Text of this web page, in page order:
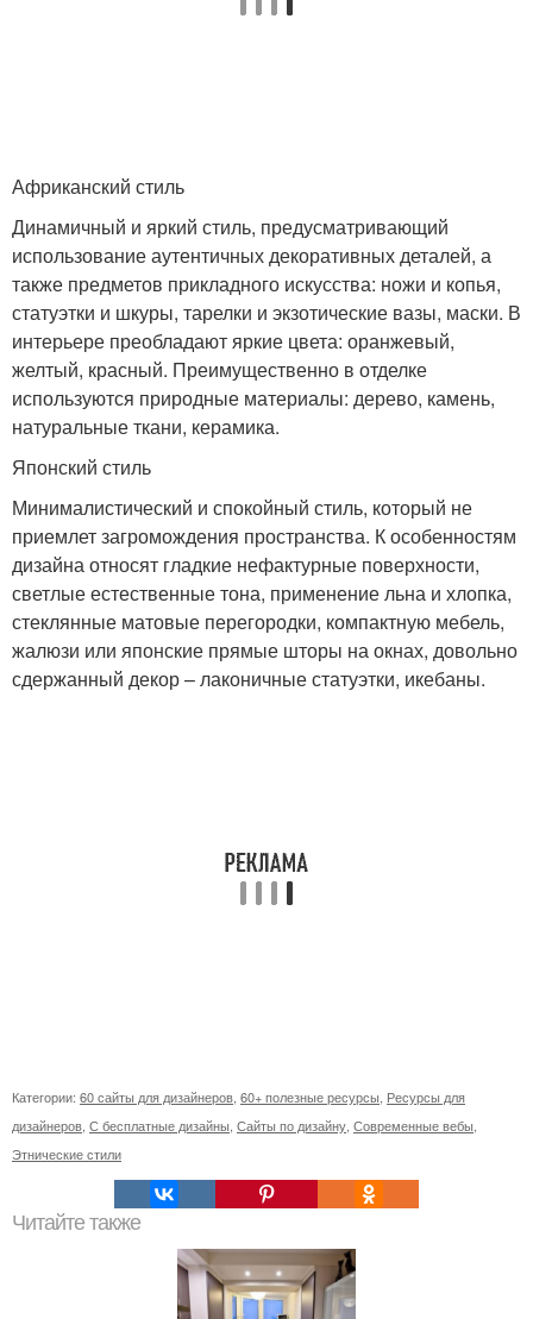
Африканский стиль
Динамичный и яркий стиль, предусматривающий
использование аутентичных декоративных деталей, а
также предметов прикладного искусства: ножи и копья,
статуэтки и шкуры, тарелки и экзотические вазы, маски. В
интерьере преобладают яркие цвета: оранжевый,
желтый, красный. Преимущественно в отделке
используются природные материалы: дерево, камень,
натуральные ткани, керамика.
Японский стиль
Минималистический и спокойный стиль, который не
приемлет загромождения пространства. К особенностям
дизайна относят гладкие нефактурные поверхности,
светлые естественные тона, применение льна и хлопка,
стеклянные матовые перегородки, компактную мебель,
жалюзи или японские прямые шторы на окнах, довольно
сдержанный декор – лаконичные статуэтки, икебаны.
Категории: 60 сайты для дизайнеров 60+ полезные ресурсы Ресурсы для
дизайнеров С бесплатные дизайны Сайты по дизайну Современные вебы
Этнические стили
Читайте также